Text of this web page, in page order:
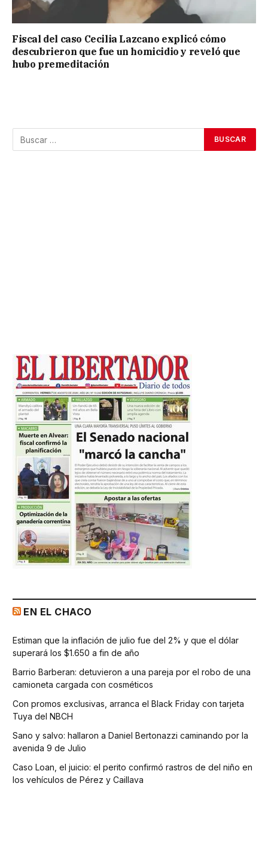
Fiscal del caso Cecilia Lazcano explicó cómo
descubrieron que fue un homicidio y reveló que
hubo premeditación
EN EL CHACO
Estiman que la inflación de julio fue del 2% y que el dólar
superará los $1.650 a fin de año
Barrio Barberan: detuvieron a una pareja por el robo de una
camioneta cargada con cosméticos
Con promos exclusivas, arranca el Black Friday con tarjeta
Tuya del NBCH
Sano y salvo: hallaron a Daniel Bertonazzi caminando por la
avenida 9 de Julio
Caso Loan, el juicio: el perito confirmó rastros de del niño en
los vehículos de Pérez y Caillava